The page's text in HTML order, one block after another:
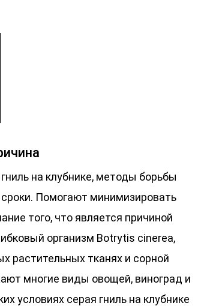
на клубнике, методы борьбы
Помогают минимизировать
того, что является причиной
организм Botrytis cinerea,
растительных тканях и сорной
многие виды овощей, виноград и
условиях серая гниль на клубнике